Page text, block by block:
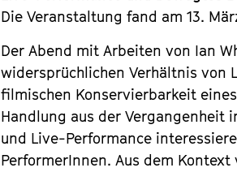
Die Veranstaltung fand am 13.
Der Abend mit Arbeiten von Ian
widersprüchlichen Verhältnis von
filmischen Konservierbarkeit
Handlung aus der Vergangenheit
und Live-Performance
PerformerInnen. Aus dem